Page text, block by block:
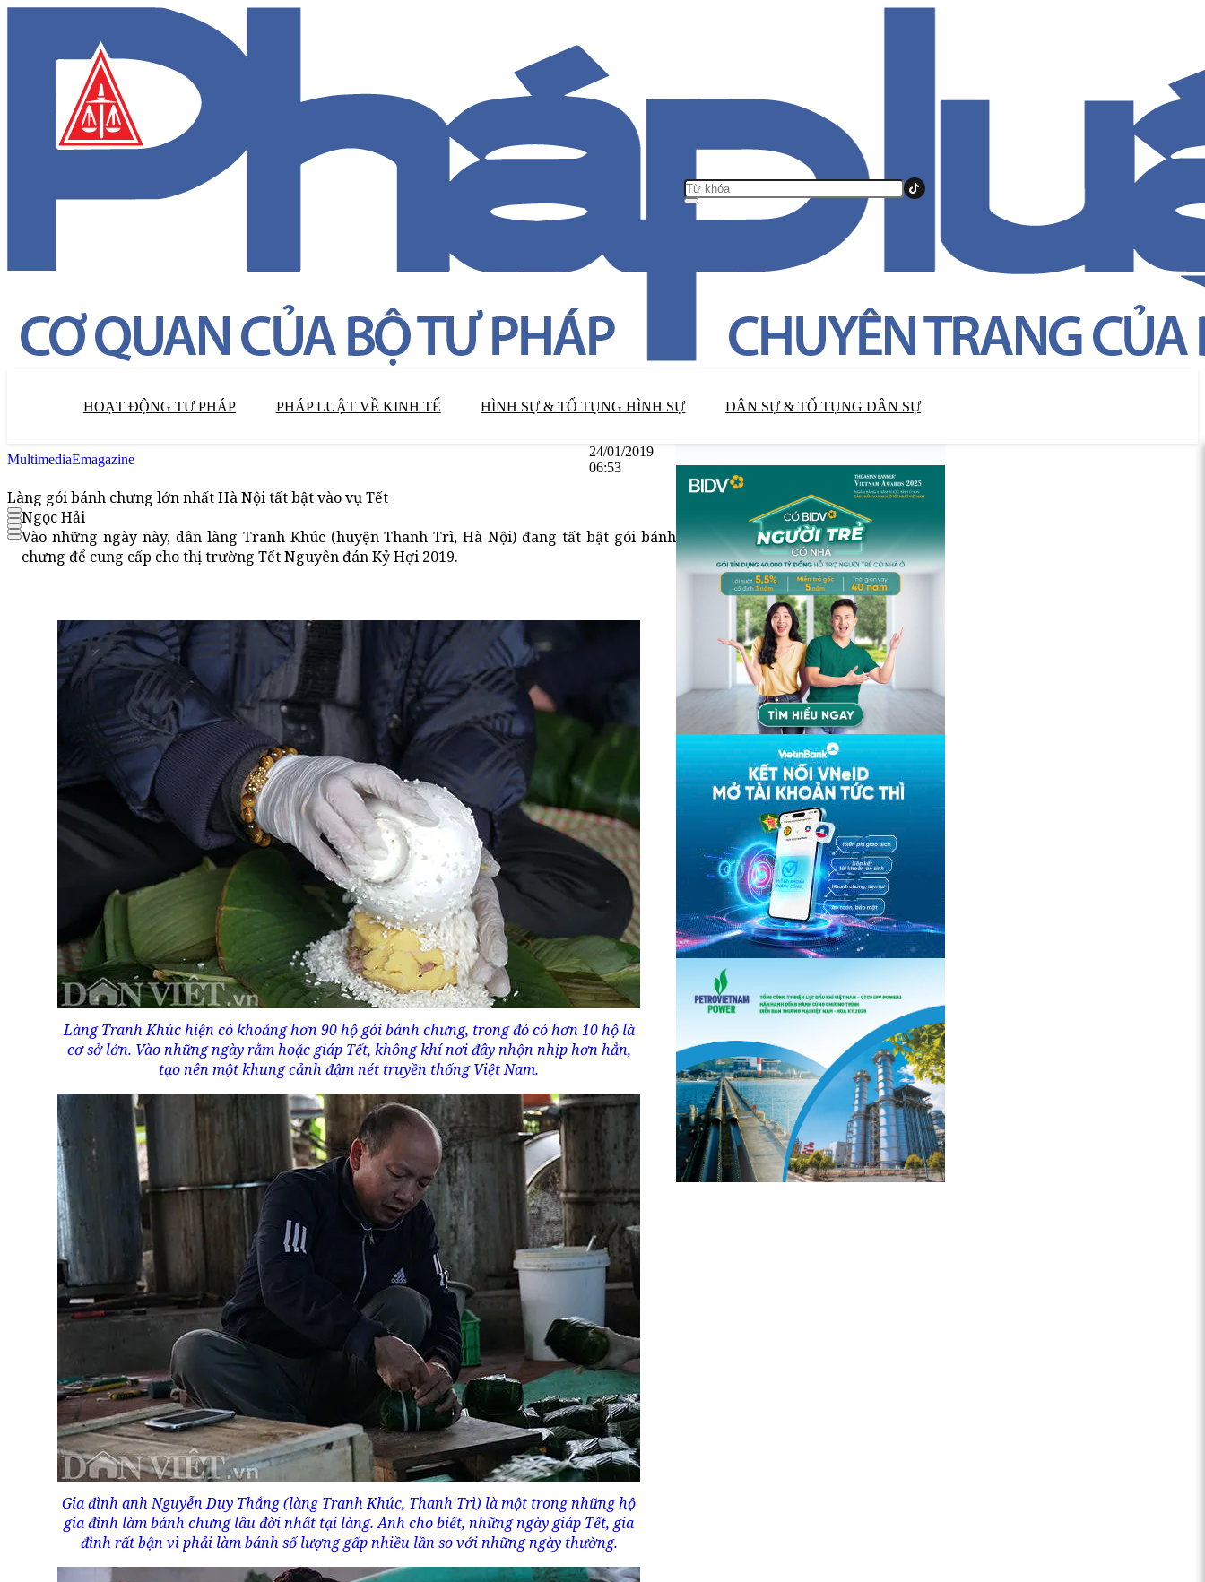
HOẠT ĐỘNG TƯ PHÁP PHÁP LUẬT VỀ KINH TẾ HÌNH SỰ & TỐ TỤNG HÌNH SỰ DÂN SỰ & TỐ TỤNG DÂN SỰ
MultimediaEmagazine
24/01/2019
06:53
Làng gói bánh chưng lớn nhất Hà Nội tất bật vào vụ Tết
Ngọc Hải
Vào những ngày này, dân làng Tranh Khúc (huyện Thanh Trì, Hà Nội) đang tất bật gói bánh
chưng để cung cấp cho thị trường Tết Nguyên đán Kỷ Hợi 2019.
Làng Tranh Khúc hiện có khoảng hơn 90 hộ gói bánh chưng, trong đó có hơn 10 hộ là
cơ sở lớn. Vào những ngày rằm hoặc giáp Tết, không khí nơi đây nhộn nhịp hơn hẳn,
tạo nên một khung cảnh đậm nét truyền thống Việt Nam.
Gia đình anh Nguyễn Duy Thắng (làng Tranh Khúc, Thanh Trì) là một trong những hộ
gia đình làm bánh chưng lâu đời nhất tại làng. Anh cho biết, những ngày giáp Tết, gia
đình rất bận vì phải làm bánh số lượng gấp nhiều lần so với những ngày thường.